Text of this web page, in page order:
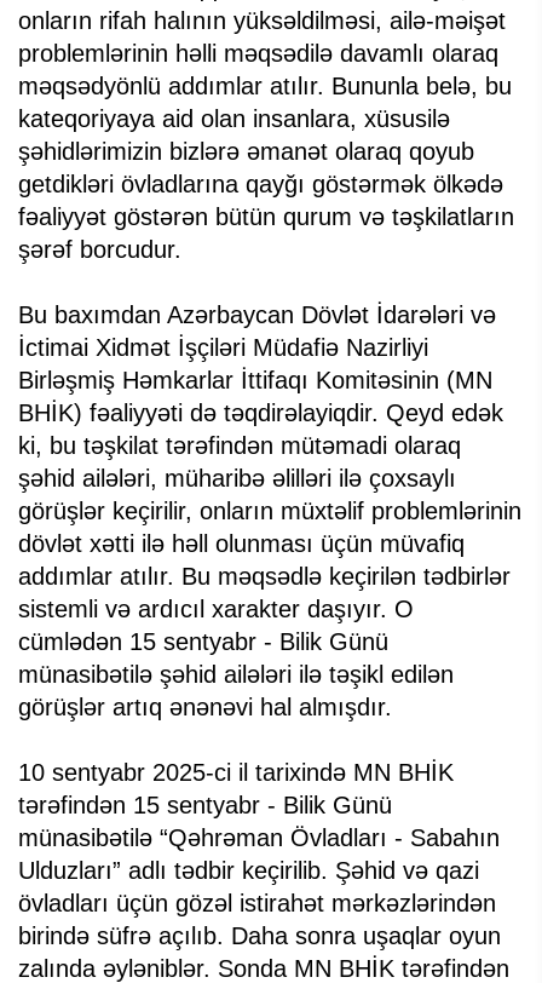
onların rifah halının yüksəldilməsi, ailə-məişət
problemlərinin həlli məqsədilə davamlı olaraq
məqsədyönlü addımlar atılır. Bununla belə, bu
kateqoriyaya aid olan insanlara, xüsusilə
şəhidlərimizin bizlərə əmanət olaraq qoyub
getdikləri övladlarına qayğı göstərmək ölkədə
fəaliyyət göstərən bütün qurum və təşkilatların
şərəf borcudur.
Bu baxımdan Azərbaycan Dövlət İdarələri və
İctimai Xidmət İşçiləri Müdafiə Nazirliyi
Birləşmiş Həmkarlar İttifaqı Komitəsinin (MN
BHİK) fəaliyyəti də təqdirəlayiqdir. Qeyd edək
ki, bu təşkilat tərəfindən mütəmadi olaraq
şəhid ailələri, müharibə əlilləri ilə çoxsaylı
görüşlər keçirilir, onların müxtəlif problemlərinin
dövlət xətti ilə həll olunması üçün müvafiq
addımlar atılır. Bu məqsədlə keçirilən tədbirlər
sistemli və ardıcıl xarakter daşıyır. O
cümlədən 15 sentyabr - Bilik Günü
münasibətilə şəhid ailələri ilə təşikl edilən
görüşlər artıq ənənəvi hal almışdır.
10 sentyabr 2025-ci il tarixində MN BHİK
tərəfindən 15 sentyabr - Bilik Günü
münasibətilə “Qəhrəman Övladları - Sabahın
Ulduzları” adlı tədbir keçirilib. Şəhid və qazi
övladları üçün gözəl istirahət mərkəzlərindən
birində süfrə açılıb. Daha sonra uşaqlar oyun
zalında əyləniblər. Sonda MN BHİK tərəfindən